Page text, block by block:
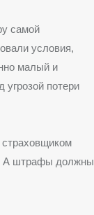
самой
условия,
малый и
потери
А штрафы должны